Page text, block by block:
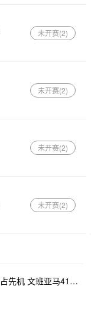
未开赛(2)
未开赛(2)
未开赛(2)
未开赛(2)
马刺双加时胜雷霆抢占先机 文班亚马41+24 哈珀24+11 亚历山大24+12